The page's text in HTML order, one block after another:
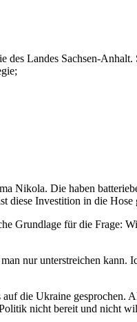
des Landes Sachsen-
Nikola. Die haben
diese Investition in die Hose
Grundlage für die Frage:
nur unterstreichen
die Ukraine gesprochen.
nicht bereit und nicht